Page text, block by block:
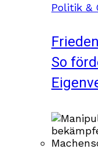
Politik &
So